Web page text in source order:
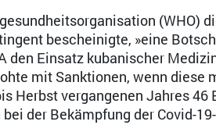
(WHO)
bescheinigte, »eine
den Einsatz kubanischer
mit Sanktionen, wenn
Herbst vergangenen Jahres
der Bekämpfung der Covid-